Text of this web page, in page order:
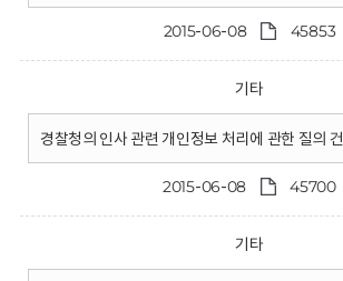
2015-06-08 45853
기타
경찰청의 인사 관련 개인정보 처리에 관한 질의 건
2015-06-08 45700
기타